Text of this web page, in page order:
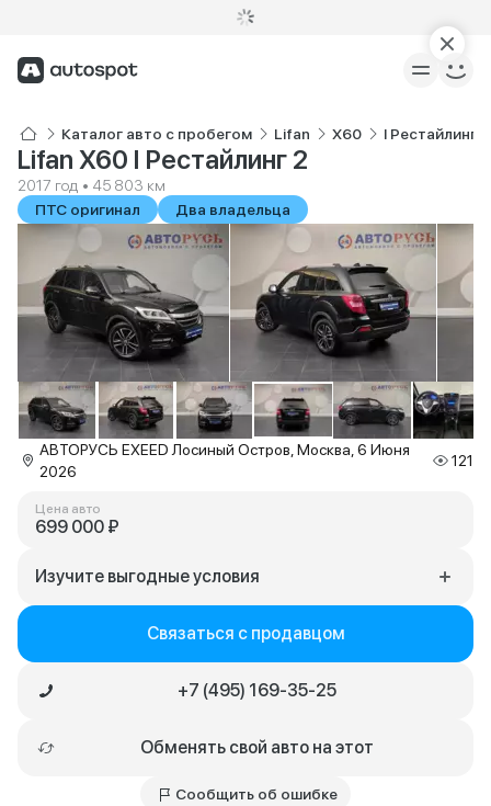
Каталог авто с пробегом Lifan X60 I Рестайлинг 2
Lifan X60 I Рестайлинг 2
2017 год • 45 803 км
ПТС оригинал
Два владельца
АВТОРУСЬ EXEED Лосиный Остров, Москва, 6 Июня
2026
121
Цена авто
699 000 ₽
Изучите выгодные условия
Связаться с продавцом
+7 (495) 169-35-25
Обменять свой авто на этот
Сообщить об ошибке